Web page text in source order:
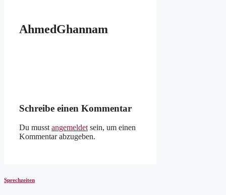
AhmedGhannam
Schreibe einen Kommentar
Du musst angemeldet sein, um einen
Kommentar abzugeben.
Sprechzeiten